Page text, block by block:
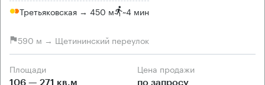
Третьяковская → 450 м ~4 мин
590 м → Щетининский переулок
Площади
106 — 271 кв.м
Цена продажи
по запросу